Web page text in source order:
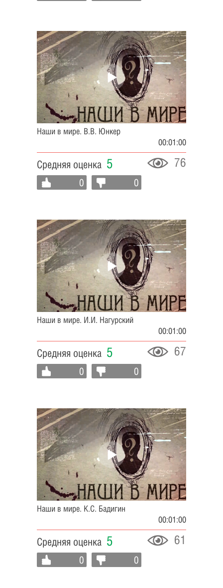
Наши в мире. В.В. Юнкер
00:01:00
Средняя оценка 5 76
0 0
Наши в мире. И.И. Нагурский
00:01:00
Средняя оценка 5 67
0 0
Наши в мире. К.С. Бадигин
00:01:00
Средняя оценка 5 61
0 0